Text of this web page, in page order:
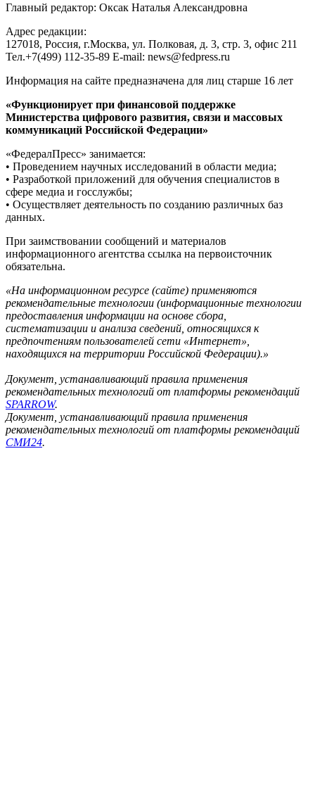
Главный редактор: Оксак Наталья Александровна
Адрес редакции:
127018, Россия, г.Москва, ул. Полковая, д. 3, стр. 3, офис 211
Тел.+7(499) 112-35-89 E-mail: news@fedpress.ru
Информация на сайте предназначена для лиц старше 16 лет
«Функционирует при финансовой поддержке
Министерства цифрового развития, связи и массовых
коммуникаций Российской Федерации»
«ФедералПресс» занимается:
• Проведением научных исследований в области медиа;
• Разработкой приложений для обучения специалистов в
сфере медиа и госслужбы;
• Осуществляет деятельность по созданию различных баз
данных.
При заимствовании сообщений и материалов
информационного агентства ссылка на первоисточник
обязательна.
«На информационном ресурсе (сайте) применяются
рекомендательные технологии (информационные технологии
предоставления информации на основе сбора,
систематизации и анализа сведений, относящихся к
предпочтениям пользователей сети «Интернет»,
находящихся на территории Российской Федерации).»
Документ, устанавливающий правила применения
рекомендательных технологий от платформы рекомендаций
SPARROW.
Документ, устанавливающий правила применения
рекомендательных технологий от платформы рекомендаций
СМИ24.